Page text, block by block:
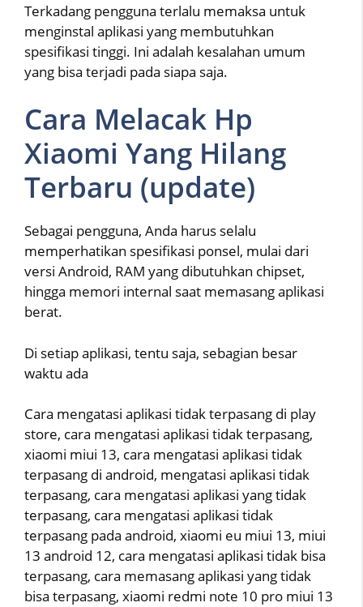
Terkadang pengguna terlalu memaksa untuk
menginstal aplikasi yang membutuhkan
spesifikasi tinggi. Ini adalah kesalahan umum
yang bisa terjadi pada siapa saja.
Cara Melacak Hp
Xiaomi Yang Hilang
Terbaru (update)
Sebagai pengguna, Anda harus selalu
memperhatikan spesifikasi ponsel, mulai dari
versi Android, RAM yang dibutuhkan chipset,
hingga memori internal saat memasang aplikasi
berat.
Di setiap aplikasi, tentu saja, sebagian besar
waktu ada
Cara mengatasi aplikasi tidak terpasang di play
store, cara mengatasi aplikasi tidak terpasang,
xiaomi miui 13, cara mengatasi aplikasi tidak
terpasang di android, mengatasi aplikasi tidak
terpasang, cara mengatasi aplikasi yang tidak
terpasang, cara mengatasi aplikasi tidak
terpasang pada android, xiaomi eu miui 13, miui
13 android 12, cara mengatasi aplikasi tidak bisa
terpasang, cara memasang aplikasi yang tidak
bisa terpasang, xiaomi redmi note 10 pro miui 13